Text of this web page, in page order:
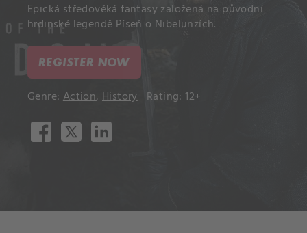
Epická středověká fantasy založená na původní
hrdinské legendě Píseň o Nibelunzích.
REGISTER NOW
Genre: Action,History Rating: 12+